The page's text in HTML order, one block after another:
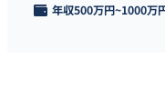
年収500万円~1000万